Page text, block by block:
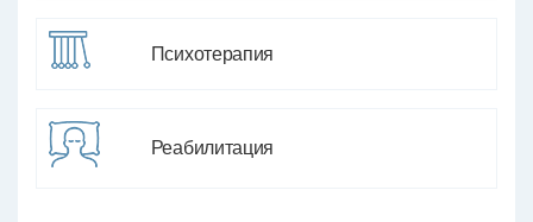
Психотерапия
Реабилитация